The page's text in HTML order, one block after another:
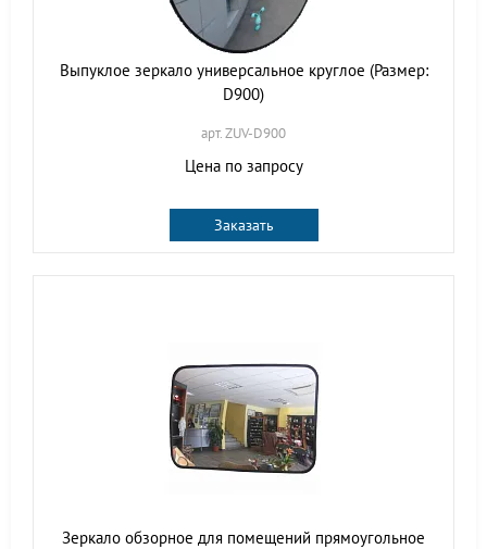
Выпуклое зеркало универсальное круглое (Размер:
D900)
арт. ZUV-D900
Цена по запросу
Заказать
Зеркало обзорное для помещений прямоугольное